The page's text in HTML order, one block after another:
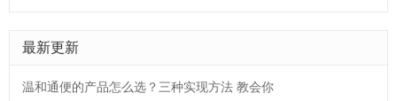
最新更新
温和通便的产品怎么选？三种实现方法 教会你